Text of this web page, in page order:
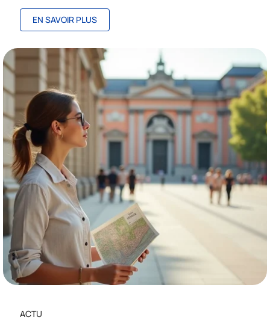
EN SAVOIR PLUS
ACTU